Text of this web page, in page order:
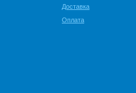
Доставка
Оплата